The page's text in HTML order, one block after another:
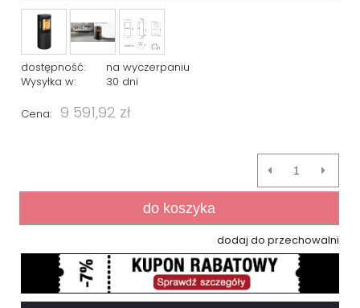
dostępność:
na wyczerpaniu
Wysyłka w:
30 dni
Cena: 9 591,92 zł
do koszyka
dodaj do przechowalni